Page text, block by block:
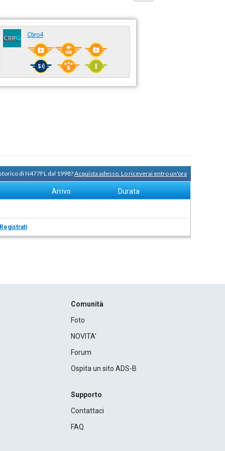
Cbro4
di N477FL dal 1998?Acquista adesso. Lo riceverai entro un'ora
Arrivo Durata
Comunità
Foto
NOVITA'
Forum
Ospita un sito ADS-B
Supporto
Contattaci
FAQ